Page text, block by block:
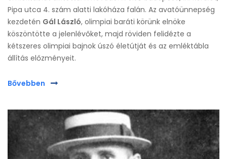
Pipa utca 4. szám alatti lakóháza falán. Az avatóünnepség
kezdetén Gál László, olimpiai baráti körünk elnöke
köszöntötte a jelenlévőket, majd röviden felidézte a
kétszeres olimpiai bajnok úszó életútját és az emléktábla
állítás előzményeit.
Bővebben